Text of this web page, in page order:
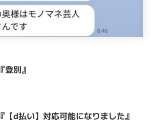
『登別』
『【d払い】対応可能になりました』